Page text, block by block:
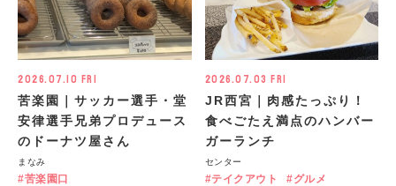
2026.07.10 Fri
苦楽園｜サッカー選手・堂
安律選手兄弟プロデュース
のドーナツ屋さん
まなみ
苦楽園口
2026.07.03 Fri
JR西宮｜肉感たっぷり！
食べごたえ満点のハンバー
ガーランチ
センター
テイクアウト
グルメ